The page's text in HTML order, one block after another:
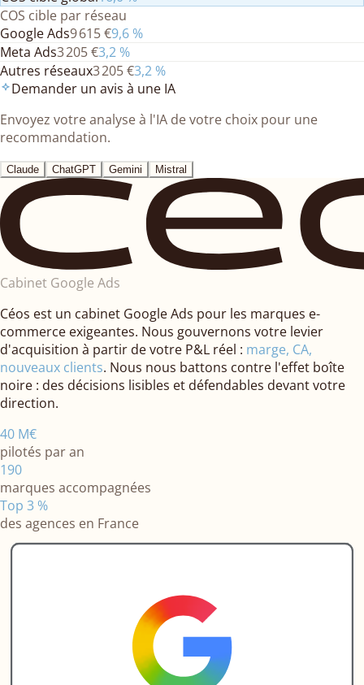
COS cible par réseau
Google Ads9 615 €9,6%
Meta Ads3 205 €3,2%
Autres réseaux3 205 €3,2%
Demander un avis à une IA
Envoyez votre analyse à l'IA de votre choix pour une
recommandation.
Claude ChatGPT Gemini Mistral
Cabinet Google Ads
Céos est un cabinet Google Ads pour les marques e-
commerce exigeantes. Nous gouvernons votre levier
d'acquisition à partir de votre P&L réel : marge, CA,
nouveaux clients. Nous nous battons contre l'effet boîte
noire : des décisions lisibles et défendables devant votre
direction.
40 M€
pilotés par an
190
marques accompagnées
Top 3 %
des agences en France